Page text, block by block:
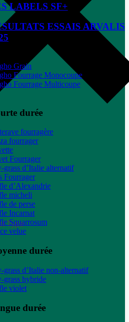
Type
LABELS SF+
ESSAIS ARVALIS
Grain
Fourrage Monocoupe
Fourrage Multicoupe
durée
fourragère
fourrager
Fourrager
grass d’Italie alternatif
Fourrager
d’Alexandrie
micheli
de perse
Incarnat
Squarrosum
velue
durée
grass d’Italie non-alternatif
grass hybride
violet
durée